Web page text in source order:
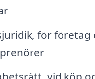
för företag